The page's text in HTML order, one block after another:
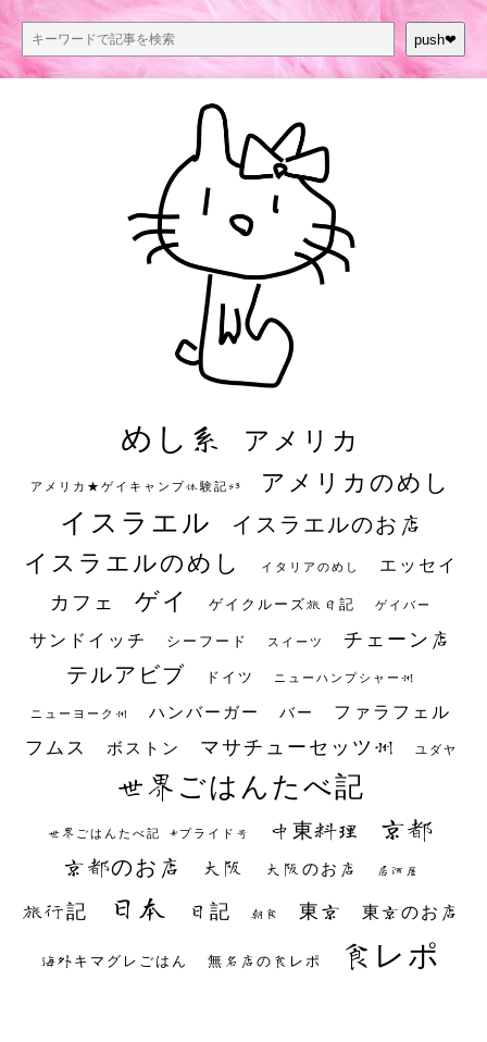
push❤︎
めし系 アメリカ
アメリカ★ゲイキャンプ体験記S3 アメリカのめし
イスラエル イスラエルのお店
イスラエルのめし イタリアのめし エッセイ
カフェ ゲイ ゲイクルーズ旅日記 ゲイバー
サンドイッチ シーフード スイーツ チェーン店
テルアビブ ドイツ ニューハンプシャー州
ニューヨーク州 ハンバーガー バー ファラフェル
フムス ボストン マサチューセッツ州 ユダヤ
世界ごはんたべ記
世界ごはんたべ記 #プライド号 中東料理 京都
京都のお店 大阪 大阪のお店 居酒屋
旅行記 日本 日記 朝食 東京 東京のお店
海外キマグレごはん 無名店の食レポ 食レポ